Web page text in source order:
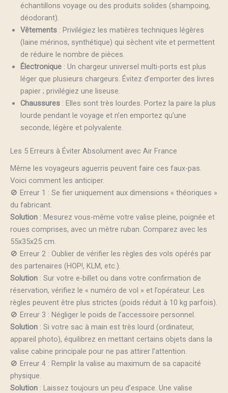
échantillons voyage ou des produits solides (shampoing,
déodorant).
Vêtements : Privilégiez les matières techniques légères
(laine mérinos, synthétique) qui sèchent vite et permettent
de réduire le nombre de pièces.
Électronique : Un chargeur universel multi-ports est plus
léger que plusieurs chargeurs. Évitez d’emporter des livres
papier ; privilégiez une liseuse.
Chaussures : Elles sont très lourdes. Portez la paire la plus
lourde pendant le voyage et n’en emportez qu’une
seconde, légère et polyvalente.
Les 5 Erreurs à Éviter Absolument avec Air France
Même les voyageurs aguerris peuvent faire ces faux-pas.
Voici comment les anticiper.
🚫 Erreur 1 : Se fier uniquement aux dimensions « théoriques »
du fabricant.
Solution : Mesurez vous-même votre valise pleine, poignée et
roues comprises, avec un mètre ruban. Comparez avec les
55x35x25 cm.
🚫 Erreur 2 : Oublier de vérifier les règles des vols opérés par
des partenaires (HOP!, KLM, etc.).
Solution : Sur votre e-billet ou dans votre confirmation de
réservation, vérifiez le « numéro de vol » et l’opérateur. Les
règles peuvent être plus strictes (poids réduit à 10 kg parfois).
🚫 Erreur 3 : Négliger le poids de l’accessoire personnel.
Solution : Si votre sac à main est très lourd (ordinateur,
appareil photo), équilibrez en mettant certains objets dans la
valise cabine principale pour ne pas attirer l’attention.
🚫 Erreur 4 : Remplir la valise au maximum de sa capacité
physique.
Solution : Laissez toujours un peu d’espace. Une valise